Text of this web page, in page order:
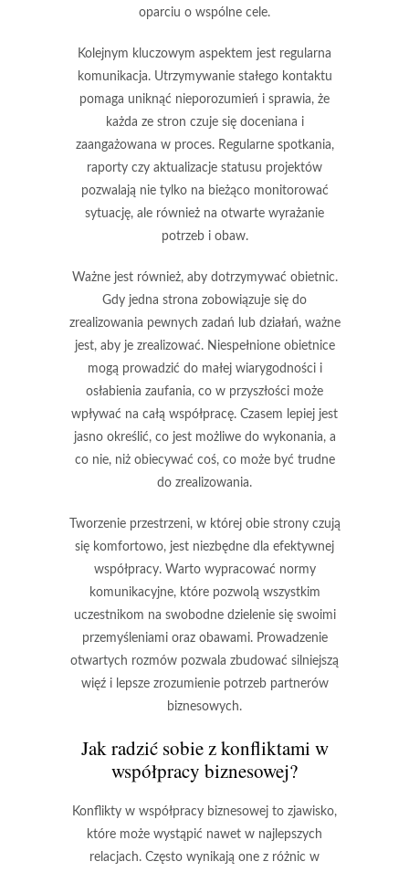
oparciu o wspólne cele.
Kolejnym kluczowym aspektem jest regularna
komunikacja. Utrzymywanie stałego kontaktu
pomaga uniknąć nieporozumień i sprawia, że
każda ze stron czuje się doceniana i
zaangażowana w proces. Regularne spotkania,
raporty czy aktualizacje statusu projektów
pozwalają nie tylko na bieżąco monitorować
sytuację, ale również na otwarte wyrażanie
potrzeb i obaw.
Ważne jest również, aby dotrzymywać obietnic.
Gdy jedna strona zobowiązuje się do
zrealizowania pewnych zadań lub działań, ważne
jest, aby je zrealizować. Niespełnione obietnice
mogą prowadzić do małej wiarygodności i
osłabienia zaufania, co w przyszłości może
wpływać na całą współpracę. Czasem lepiej jest
jasno określić, co jest możliwe do wykonania, a
co nie, niż obiecywać coś, co może być trudne
do zrealizowania.
Tworzenie przestrzeni, w której obie strony czują
się komfortowo, jest niezbędne dla efektywnej
współpracy. Warto wypracować normy
komunikacyjne, które pozwolą wszystkim
uczestnikom na swobodne dzielenie się swoimi
przemyśleniami oraz obawami. Prowadzenie
otwartych rozmów pozwala zbudować silniejszą
więź i lepsze zrozumienie potrzeb partnerów
biznesowych.
Jak radzić sobie z konfliktami w
współpracy biznesowej?
Konflikty w współpracy biznesowej to zjawisko,
które może wystąpić nawet w najlepszych
relacjach. Często wynikają one z różnic w